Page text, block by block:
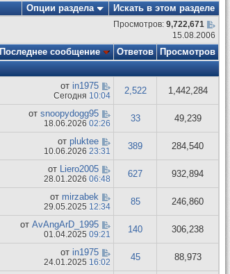
Опции раздела Искать в этом разделе
Просмотров: 9,722,671
15.08.2006
Последнее сообщение Ответов
Просмотров
от in1975
Сегодня 10:04 2,522 1,442,284
от snoopydogg95
18.06.2026 02:26 33 49,239
от pluktee
10.06.2026 23:31 389 284,540
от Liero2005
28.01.2026 06:48 627 932,894
от mirzabek
29.05.2025 12:34 85 246,860
от AvAngArD_1995
01.04.2025 09:21 140 306,238
от in1975
24.01.2025 16:02 45 88,973